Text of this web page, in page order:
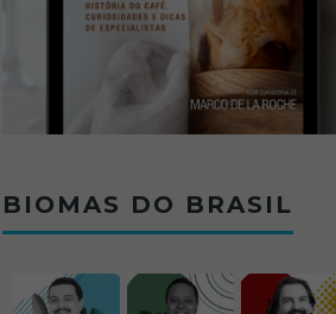
BIOMAS DO BRASIL